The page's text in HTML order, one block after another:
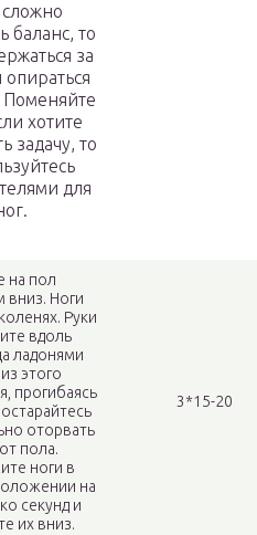
баланс, то
за
опираться
Поменяйте
хотите
задачу, то
для
на пол
Ноги
Руки
вдоль
ладонями
этого
прогибаясь
оторвать
пола.
ноги в
на
секунд и
их вниз.
3*15-20